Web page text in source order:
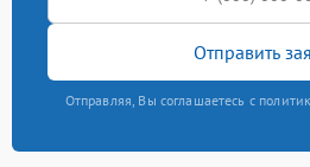
Отправить
Отправляя, Вы соглашаетесь с